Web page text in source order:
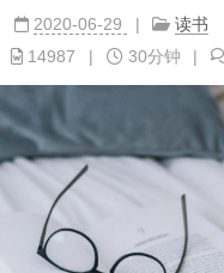
2020-06-29
读书
14987
30分钟